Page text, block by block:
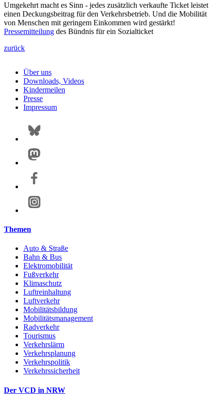
Umgekehrt macht es Sinn - jedes zusätzlich verkaufte Ticket leistet
einen Deckungsbeitrag für den Verkehrsbetrieb. Und die Mobilität
von Menschen mit geringem Einkommen wird gestärkt!
Pressemitteilung des Bündnis für ein Sozialticket
zurück
Über uns
Downloads, Videos
Kindermeilen
Presse
Impressum
Themen
Auto & Straße
Bahn & Bus
Elektromobilität
Fußverkehr
Klimaschutz
Luftreinhaltung
Luftverkehr
Mobilitätsbildung
Mobilitätsmanagement
Radverkehr
Tourismus
Verkehrslärm
Verkehrsplanung
Verkehrspolitik
Verkehrssicherheit
Der VCD in NRW